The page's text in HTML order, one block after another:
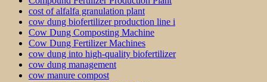
cost of alfalfa granulation plant
cow dung biofertilizer production line i
Cow Dung Composting Machine
Cow Dung Fertilizer Machines
cow dung into high-quality biofertilizer
cow dung management
cow manure compost